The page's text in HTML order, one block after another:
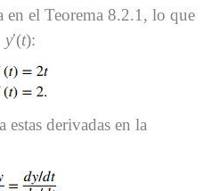
en el Teorema 8.2.1, lo que
y′(t):
derivadas en la